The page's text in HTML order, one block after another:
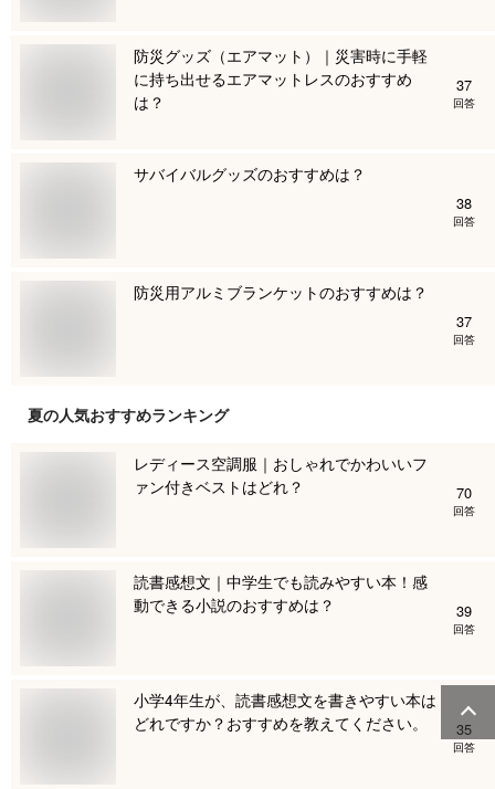
防災グッズ（エアマット）｜災害時に手軽
に持ち出せるエアマットレスのおすすめ
は？
37
回答
サバイバルグッズのおすすめは？
38
回答
防災用アルミブランケットのおすすめは？
37
回答
夏の人気おすすめランキング
レディース空調服｜おしゃれでかわいいフ
ァン付きベストはどれ？
70
回答
読書感想文｜中学生でも読みやすい本！感
動できる小説のおすすめは？
39
回答
小学4年生が、読書感想文を書きやすい本は
どれですか？おすすめを教えてください。
35
回答